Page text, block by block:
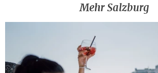
Mehr Salzburg